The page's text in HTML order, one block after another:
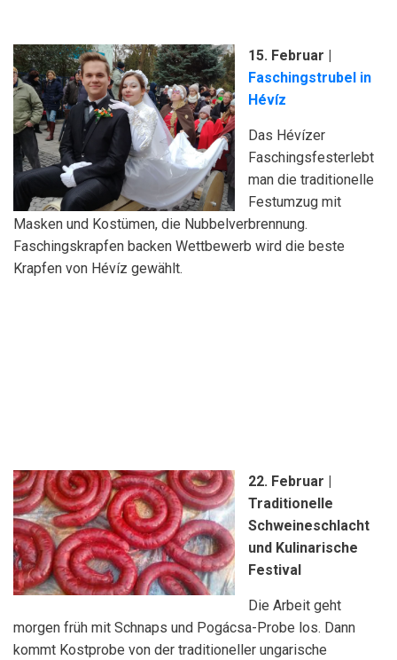
15. Februar |
Faschingstrubel in
Hévíz
Das Hévízer
Faschingsfesterlebt
man die traditionelle
Festumzug mit
Masken und Kostümen, die Nubbelverbrennung.
Faschingskrapfen backen Wettbewerb wird die beste
Krapfen von Hévíz gewählt.
22. Februar |
Traditionelle
Schweineschlacht
und Kulinarische
Festival
Die Arbeit geht
morgen früh mit Schnaps und Pogácsa-Probe los. Dann
kommt Kostprobe von der traditioneller ungarische